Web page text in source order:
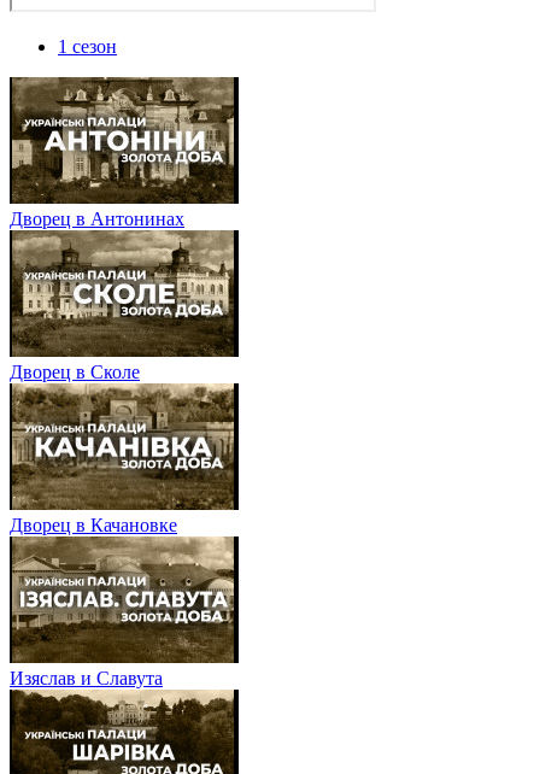
1 сезон
Дворец в Антонинах
Дворец в Сколе
Дворец в Качановке
Изяслав и Славута